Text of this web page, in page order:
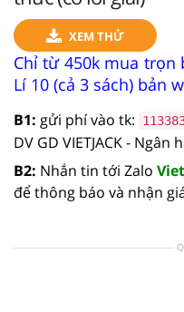
XEM THỬ
Chỉ từ 450k mua trọn
Lí 10 (cả 3 sách) bản
B1: gửi phí vào tk:
DV GD VIETJACK - Ngân
B2: Nhắn tin tới Zalo
để thông báo và nhận